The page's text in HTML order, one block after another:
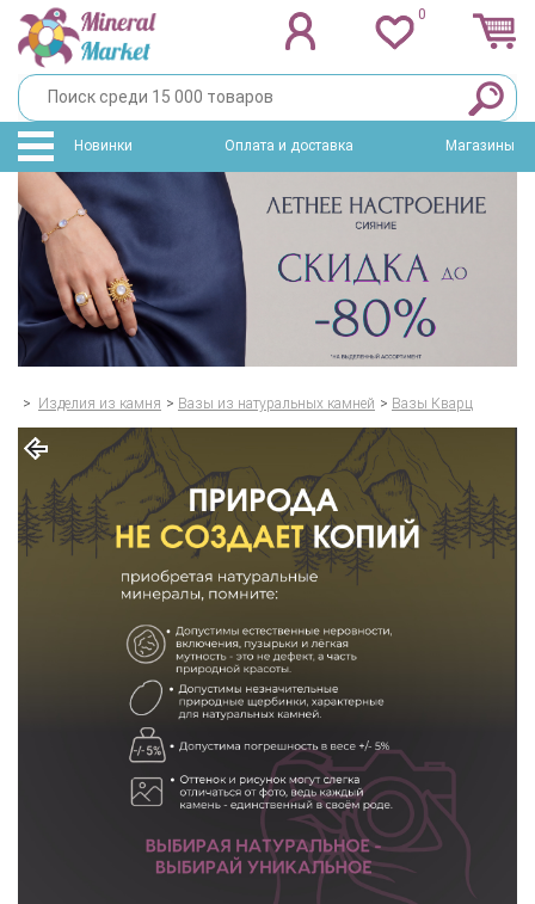
0
Новинки Оплата и доставка Магазины
> Изделия из камня > Вазы из натуральных камней > Вазы Кварц